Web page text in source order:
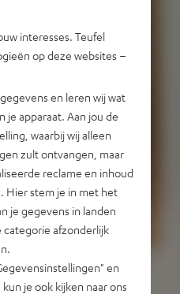
interesses. Teufel
op deze websites –
en leren wij wat
je apparaat. Aan jou de
waarbij wij alleen
zult ontvangen, maar
reclame en inhoud
Hier stem je in met het
je gegevens in landen
categorie afzonderlijk
en
je ook kijken naar ons